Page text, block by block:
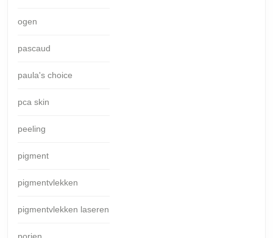
ogen
pascaud
paula's choice
pca skin
peeling
pigment
pigmentvlekken
pigmentvlekken laseren
porien